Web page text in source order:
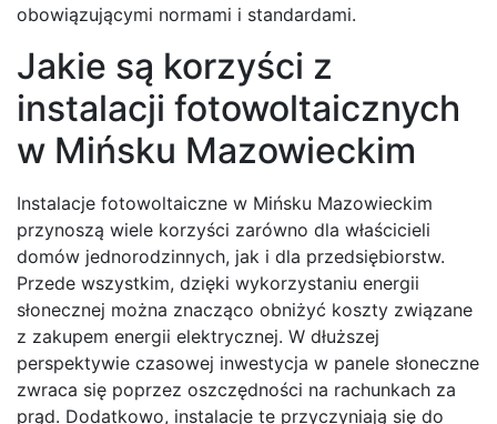
obowiązującymi normami i standardami.
Jakie są korzyści z
instalacji fotowoltaicznych
w Mińsku Mazowieckim
Instalacje fotowoltaiczne w Mińsku Mazowieckim
przynoszą wiele korzyści zarówno dla właścicieli
domów jednorodzinnych, jak i dla przedsiębiorstw.
Przede wszystkim, dzięki wykorzystaniu energii
słonecznej można znacząco obniżyć koszty związane
z zakupem energii elektrycznej. W dłuższej
perspektywie czasowej inwestycja w panele słoneczne
zwraca się poprzez oszczędności na rachunkach za
prąd. Dodatkowo, instalacje te przyczyniają się do